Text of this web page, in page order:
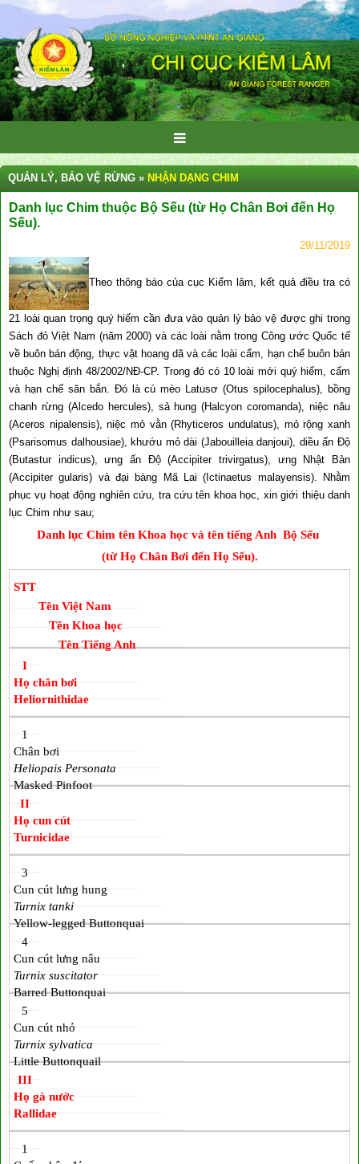
QUẢN LÝ, BẢO VỆ RỪNG » NHẬN DẠNG CHIM
Danh lục Chim thuộc Bộ Sếu (từ Họ Chân Bơi đến Họ
Sếu).
29/11/2019
Theo thông báo của cục Kiểm lâm, kết quả điều tra có
21 loài quan trọng quý hiếm cần đưa vào quản lý bảo vệ được ghi trong
Sách đỏ Việt Nam (năm 2000) và các loài nằm trong Công ước Quốc tế
về buôn bán động, thực vật hoang dã và các loài cấm, hạn chế buôn bán
thuộc Nghị định 48/2002/NĐ-CP. Trong đó có 10 loài mới quý hiếm, cấm
và hạn chế săn bắn. Đó là cú mèo Latusơ (Otus spilocephalus), bồng
chanh rừng (Alcedo hercules), sả hung (Halcyon coromanda), niệc nâu
(Aceros nipalensis), niệc mỏ vằn (Rhyticeros undulatus), mỏ rộng xanh
(Psarisomus dalhousiae), khướu mỏ dài (Jabouilleia danjoui), diều ấn Độ
(Butastur indicus), ưng ấn Độ (Accipiter trivirgatus), ưng Nhật Bản
(Accipiter gularis) và đại bàng Mã Lai (Ictinaetus malayensis). Nhằm
phục vụ hoạt động nghiên cứu, tra cứu tên khoa học, xin giới thiệu danh
lục Chim như sau;
Danh lục Chim tên Khoa học và tên tiếng Anh Bộ Sếu
(từ Họ Chân Bơi đến Họ Sếu).
STT
Tên Việt Nam
Tên Khoa học
Tên Tiếng Anh
I
Họ chân bơi
Heliornithidae
1
Chân bơi
Heliopais Personata
Masked Pinfoot
II
Họ cun cút
Turnicidae
3
Cun cút lưng hung
Turnix tanki
Yellow-legged Buttonquai
4
Cun cút lưng nâu
Turnix suscitator
Barred Buttonquai
5
Cun cút nhỏ
Turnix sylvatica
Little Buttonquail
III
Họ gà nước
Rallidae
1